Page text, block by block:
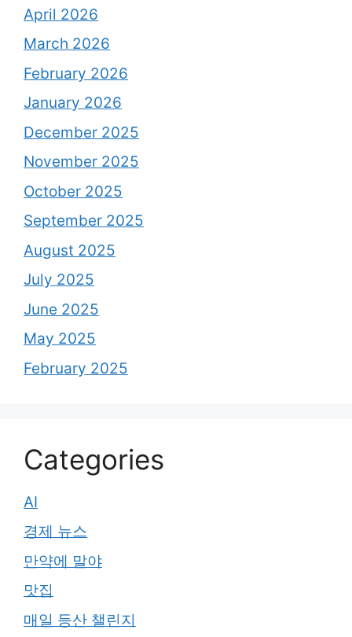
April 2026
March 2026
February 2026
January 2026
December 2025
November 2025
October 2025
September 2025
August 2025
July 2025
June 2025
May 2025
February 2025
Categories
AI
경제 뉴스
만약에 말야
맛집
매일 등산 챌린지